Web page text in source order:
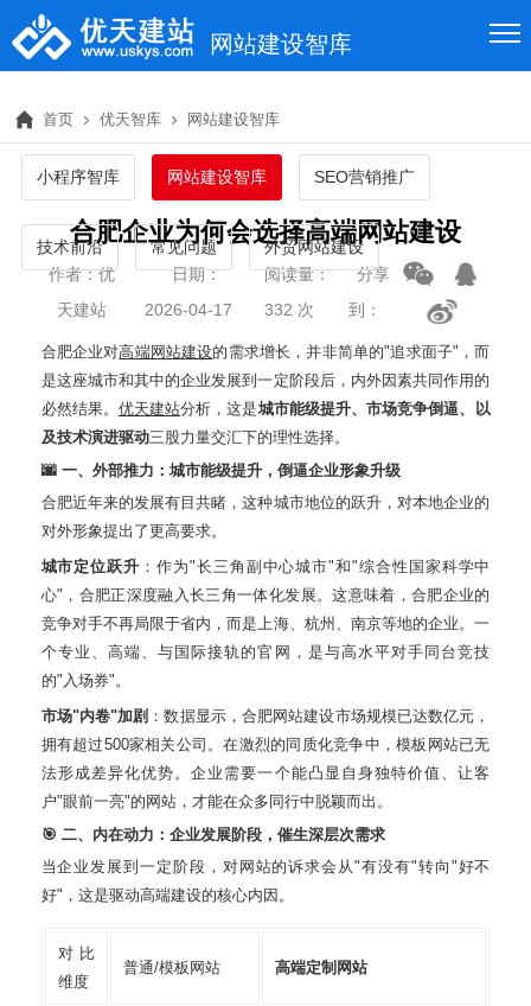
网站建设智库
首页 优天智库 网站建设智库
小程序智库 网站建设智库 SEO营销推广
技术前沿 常见问题 外贸网站建设
合肥企业为何会选择高端网站建设
作者：优
天建站
日期：
2026-04-17
阅读量：
332 次
分享
到：
合肥企业对高端网站建设的需求增长，并非简单的"追求面子"，而
是这座城市和其中的企业发展到一定阶段后，内外因素共同作用的
必然结果。 优天建站分析，这是城市能级提升、市场竞争倒逼、以
及技术演进驱动三股力量交汇下的理性选择。
🌆 一、外部推力：城市能级提升，倒逼企业形象升级
合肥近年来的发展有目共睹，这种城市地位的跃升，对本地企业的
对外形象提出了更高要求。
城市定位跃升 ：作为"长三角副中心城市"和"综合性国家科学中
心" ，合肥正深度融入长三角一体化发展。这意味着，合肥企业的
竞争对手不再局限于省内，而是上海、杭州、南京等地的企业。一
个专业、高端、与国际接轨的官网，是与高水平对手同台竞技
的"入场券"。
市场"内卷"加剧 ：数据显示，合肥网站建设市场规模已达数亿元，
拥有超过500家相关公司 。在激烈的同质化竞争中，模板网站已无
法形成差异化优势。企业需要一个能凸显自身独特价值、让客
户"眼前一亮"的网站，才能在众多同行中脱颖而出 。
🎯 二、内在动力：企业发展阶段，催生深层次需求
当企业发展到一定阶段，对网站的诉求会从"有没有"转向"好不
好"，这是驱动高端建设的核心内因。
对比
维度
普通/模板网站 高端定制网站